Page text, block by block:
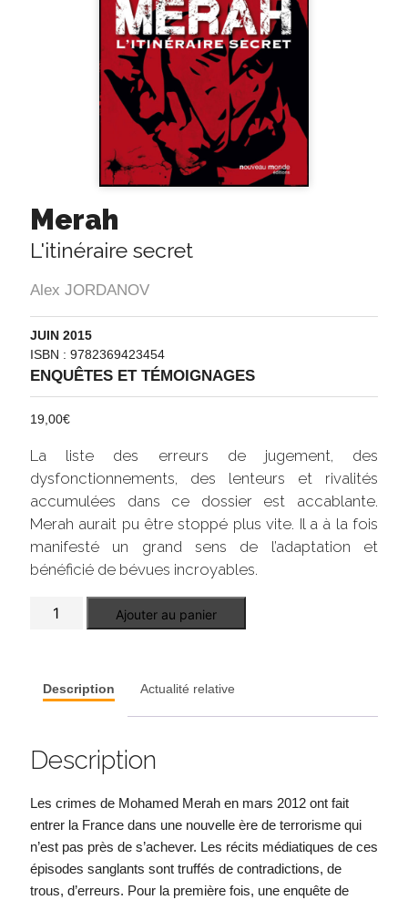
Merah
L'itinéraire secret
Alex JORDANOV
JUIN 2015
ISBN : 9782369423454
ENQUÊTES ET TÉMOIGNAGES
19,00€
La liste des erreurs de jugement, des
dysfonctionnements, des lenteurs et rivalités
accumulées dans ce dossier est accablante.
Merah aurait pu être stoppé plus vite. Il a à la fois
manifesté un grand sens de l’adaptation et
bénéficié de bévues incroyables.
Ajouter au panier
Description Actualité relative
Description
Les crimes de Mohamed Merah en mars 2012 ont fait
entrer la France dans une nouvelle ère de terrorisme qui
n’est pas près de s’achever. Les récits médiatiques de ces
épisodes sanglants sont truffés de contradictions, de
trous, d’erreurs. Pour la première fois, une enquête de